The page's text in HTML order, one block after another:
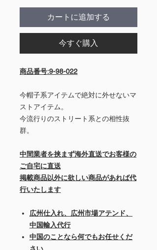
カートに追加する
今すぐ購入
商品番号:9-98-022
今帽子系アイテムで絶対に外せないマ
ストアイテム。
今流行りのストリート系との相性抜
群。
中間業者を挟まず海外直送でお客様の
ご自宅に直送
掲載商品以外に欲しい商品があれば代
行いたします
広州仕入れ、広州市場アテンド、
中国輸入代行
中国のことなら何でもお任せくだ